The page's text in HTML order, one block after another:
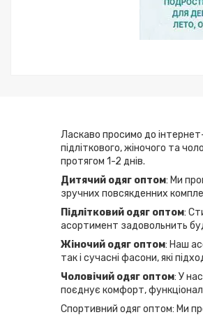
Ласкаво просимо до
підліткового, жіночого та
протягом 1-2 днів.
Дитячий одяг оптом: Ми
зручних повсякденних
Підлітковий одяг оптом:
асортимент задовольнить
Жіночий одяг оптом: Наш
так і сучасні фасони, які
Чоловічий одяг оптом: У
поєднує комфорт,
Спортивний одяг оптом: Ми